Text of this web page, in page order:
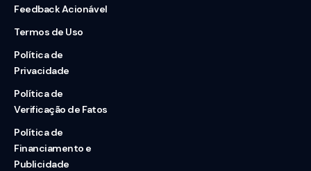
Feedback Acionável
Termos de Uso
Política de
Privacidade
Política de
Verificação de Fatos
Política de
Financiamento e
Publicidade